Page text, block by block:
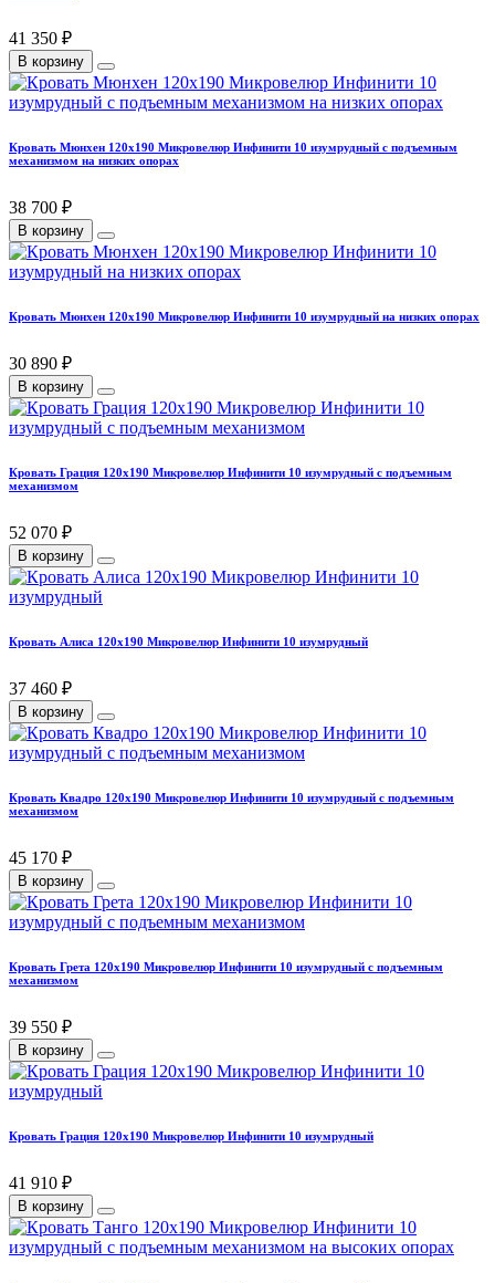
41 350 ₽
В корзину
Кровать Мюнхен 120х190 Микровелюр Инфинити 10 изумрудный с подъемным
механизмом на низких опорах
38 700 ₽
В корзину
Кровать Мюнхен 120х190 Микровелюр Инфинити 10 изумрудный на низких опорах
30 890 ₽
В корзину
Кровать Грация 120х190 Микровелюр Инфинити 10 изумрудный с подъемным
механизмом
52 070 ₽
В корзину
Кровать Алиса 120х190 Микровелюр Инфинити 10 изумрудный
37 460 ₽
В корзину
Кровать Квадро 120х190 Микровелюр Инфинити 10 изумрудный с подъемным
механизмом
45 170 ₽
В корзину
Кровать Грета 120х190 Микровелюр Инфинити 10 изумрудный с подъемным
механизмом
39 550 ₽
В корзину
Кровать Грация 120х190 Микровелюр Инфинити 10 изумрудный
41 910 ₽
В корзину